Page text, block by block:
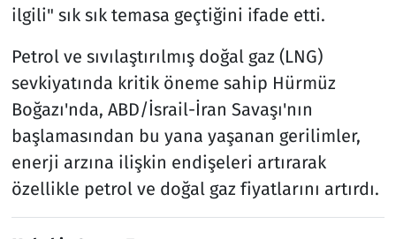
ilgili" sık sık temasa geçtiğini ifade etti.
Petrol ve sıvılaştırılmış doğal gaz (LNG)
sevkiyatında kritik öneme sahip Hürmüz
Boğazı'nda, ABD/İsrail-İran Savaşı'nın
başlamasından bu yana yaşanan gerilimler,
enerji arzına ilişkin endişeleri artırarak
özellikle petrol ve doğal gaz fiyatlarını artırdı.